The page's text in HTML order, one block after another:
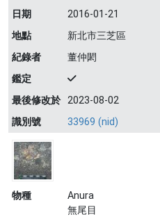
日期
2016-01-21
地點
新北市三芝區
紀錄者
董仲閎
鑑定
最後修改於 2023-08-02
識別號
33969 (nid)
物種
Anura
無尾目